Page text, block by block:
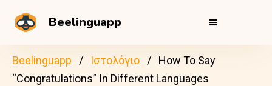
Beelinguapp
Beelinguapp Ιστολόγιο
How To Say
“Congratulations” In Different Languages